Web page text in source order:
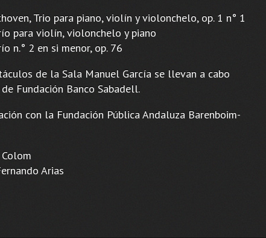
Trio para piano, violín y violonchelo, op. 1 n° 1
para violín, violonchelo y piano
n.° 2 en si menor, op. 76
de la Sala Manuel García se llevan a cabo
Fundación Banco Sabadell.
con la Fundación Pública Andaluza Barenboim-
Arias